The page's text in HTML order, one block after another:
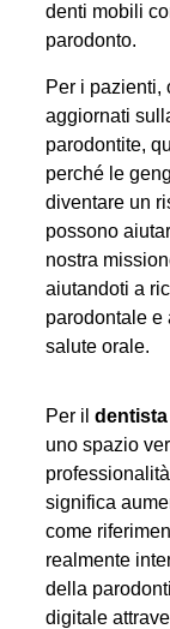
denti mobili
parodonto.
Per i pazienti,
aggiornati
parodontite,
perché le
diventare un
possono
nostra
aiutandoti a
parodontale e
salute orale.
Per il
uno spazio
significa
come
realmente
della
digitale